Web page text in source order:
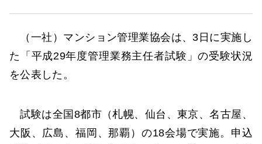
（一社）マンション管理業協会は、3日に実施し
た「平成29年度管理業務主任者試験」の受験状況
を公表した。
試験は全国8都市（札幌、仙台、東京、名古屋、
大阪、広島、福岡、那覇）の18会場で実施。申込